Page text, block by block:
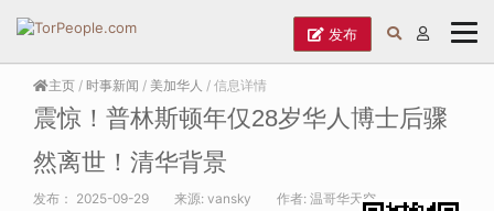
发布
主页 / 时事新闻 / 美加华人 / 信息详情
震惊！普林斯顿年仅28岁华人博士后骤
然离世！清华背景
发布： 2025-09-29 来源: vansky 作者: 温哥华天空